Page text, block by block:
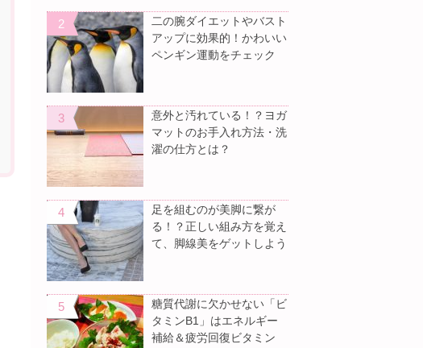
二の腕ダイエットやバスト
アップに効果的！かわいい
ペンギン運動をチェック
意外と汚れている！？ヨガ
マットのお手入れ方法・洗
濯の仕方とは？
足を組むのが美脚に繋が
る！？正しい組み方を覚え
て、脚線美をゲットしよう
糖質代謝に欠かせない「ビ
タミンB1」はエネルギー
補給＆疲労回復ビタミン